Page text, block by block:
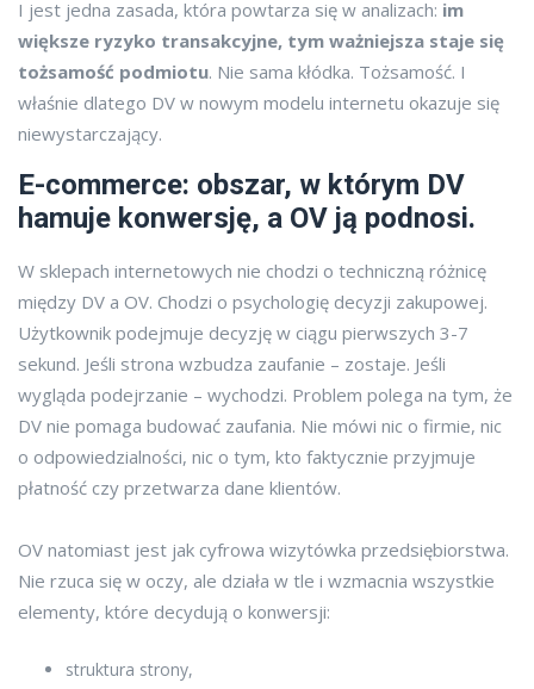
I jest jedna zasada, która powtarza się w analizach: im
większe ryzyko transakcyjne, tym ważniejsza staje się
tożsamość podmiotu. Nie sama kłódka. Tożsamość. I
właśnie dlatego DV w nowym modelu internetu okazuje się
niewystarczający.
E-commerce: obszar, w którym DV
hamuje konwersję, a OV ją podnosi.
W sklepach internetowych nie chodzi o techniczną różnicę
między DV a OV. Chodzi o psychologię decyzji zakupowej.
Użytkownik podejmuje decyzję w ciągu pierwszych 3-7
sekund. Jeśli strona wzbudza zaufanie – zostaje. Jeśli
wygląda podejrzanie – wychodzi. Problem polega na tym, że
DV nie pomaga budować zaufania. Nie mówi nic o firmie, nic
o odpowiedzialności, nic o tym, kto faktycznie przyjmuje
płatność czy przetwarza dane klientów.
OV natomiast jest jak cyfrowa wizytówka przedsiębiorstwa.
Nie rzuca się w oczy, ale działa w tle i wzmacnia wszystkie
elementy, które decydują o konwersji:
struktura strony,